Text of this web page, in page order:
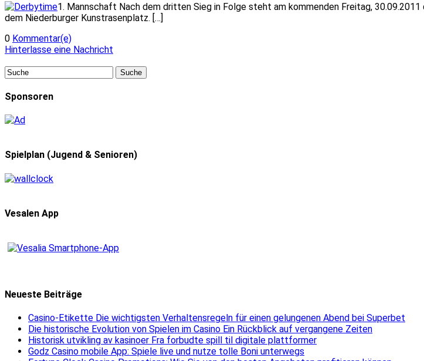
1. Mannschaft Nach dem dritten Sieg in Folge steht am kommenden Freitag,
dem Niederburger Kunstrasenplatz. […]
0 Kommentar(e)
Hinterlasse eine Nachricht
Sponsoren
Spielplan (Jugend & Senioren)
Vesalen App
Neueste Beiträge
Casino-Etikette Die wichtigsten Verhaltensregeln für einen gelungenen Abend bei Superbet
Die historische Evolution von Spielen im Casino Ein Rückblick auf vergangene Zeiten
Historisk utvikling av kasinoer Fra forbudte spill til digitale plattformer
Godz Casino mobile App: Spiele live und nutze tolle Boni unterwegs